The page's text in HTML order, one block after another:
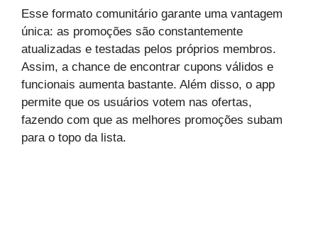
Esse formato comunitário garante uma vantagem
única: as promoções são constantemente
atualizadas e testadas pelos próprios membros.
Assim, a chance de encontrar cupons válidos e
funcionais aumenta bastante. Além disso, o app
permite que os usuários votem nas ofertas,
fazendo com que as melhores promoções subam
para o topo da lista.